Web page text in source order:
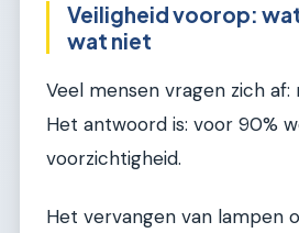
Veiligheid voorop:
wat niet
Veel mensen vragen zich af:
Het antwoord is: voor 90%
voorzichtigheid.
Het vervangen van lampen